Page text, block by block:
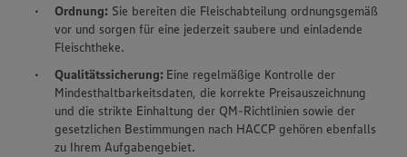
Ordnung: Sie bereiten die Fleischabteilung ordnungsgemäß
vor und sorgen für eine jederzeit saubere und einladende
Fleischtheke.
Qualitätssicherung: Eine regelmäßige Kontrolle der
Mindesthaltbarkeitsdaten, die korrekte Preisauszeichnung
und die strikte Einhaltung der QM-Richtlinien sowie der
gesetzlichen Bestimmungen nach HACCP gehören ebenfalls
zu Ihrem Aufgabengebiet.